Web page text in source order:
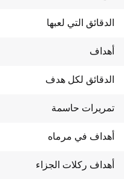
الدقائق التي لعبها
أهداف
الدقائق لكل هدف
تمريرات حاسمة
أهداف في مرماه
أهداف ركلات الجزاء